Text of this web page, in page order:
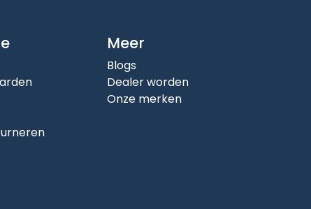
Meer
Blogs
Dealer worden
Onze merken